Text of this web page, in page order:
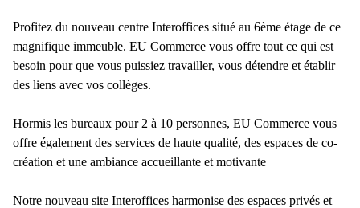
Profitez du nouveau centre Interoffices situé au 6ème étage de ce
magnifique immeuble. EU Commerce vous offre tout ce qui est
besoin pour que vous puissiez travailler, vous détendre et établir
des liens avec vos collèges.
Hormis les bureaux pour 2 à 10 personnes, EU Commerce vous
offre également des services de haute qualité, des espaces de co-
création et une ambiance accueillante et motivante
Notre nouveau site Interoffices harmonise des espaces privés et